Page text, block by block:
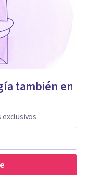
también en